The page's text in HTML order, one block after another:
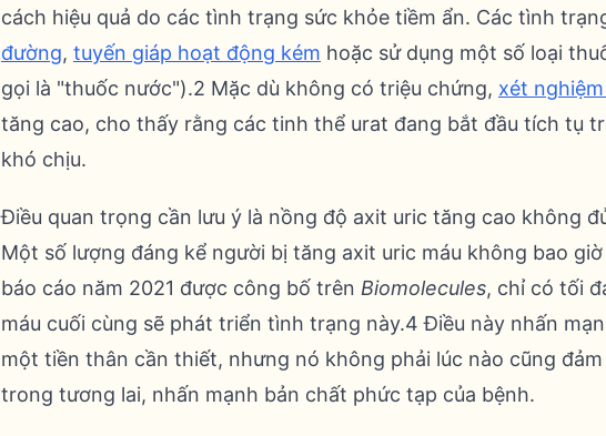
cách hiệu quả do các tình trạng sức khỏe tiềm ẩn. Các tình
đường, tuyến giáp hoạt động kém hoặc sử dụng một số loại
gọi là "thuốc nước").2 Mặc dù không có triệu chứng, xét
tăng cao, cho thấy rằng các tinh thể urat đang bắt đầu tích tụ
khó chịu.
Điều quan trọng cần lưu ý là nồng độ axit uric tăng cao không
Một số lượng đáng kể người bị tăng axit uric máu không bao
báo cáo năm 2021 được công bố trên Biomolecules, chỉ có tối
máu cuối cùng sẽ phát triển tình trạng này.4 Điều này nhấn
một tiền thân cần thiết, nhưng nó không phải lúc nào cũng
trong tương lai, nhấn mạnh bản chất phức tạp của bệnh.